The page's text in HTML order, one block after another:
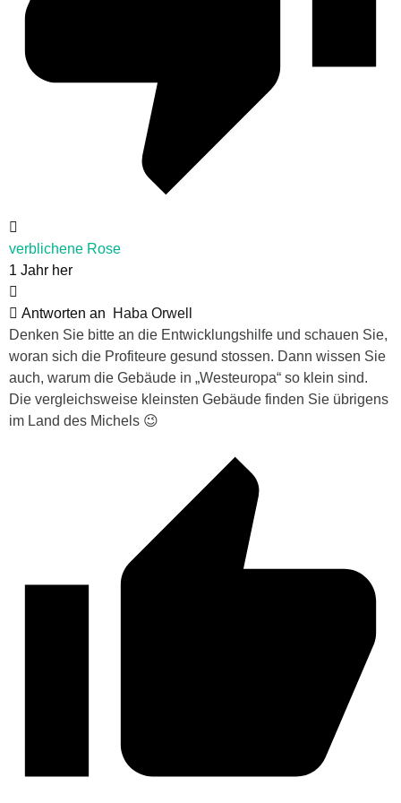
verblichene Rose
1 Jahr her
Antworten an
Haba Orwell
Denken Sie bitte an die Entwicklungshilfe und schauen Sie,
woran sich die Profiteure gesund stossen. Dann wissen Sie
auch, warum die Gebäude in „Westeuropa“ so klein sind.
Die vergleichsweise kleinsten Gebäude finden Sie übrigens
im Land des Michels 😉